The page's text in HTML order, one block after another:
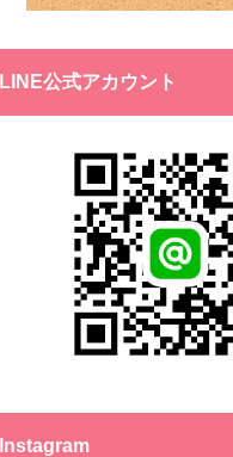
LINE公式アカウント
Instagram